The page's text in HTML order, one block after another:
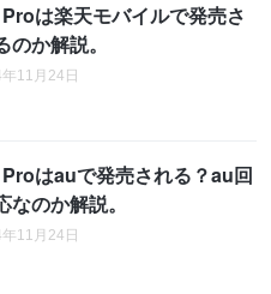
は楽天モバイルで発売さ
か解説。
11月24日
はauで発売される？au回
のか解説。
11月24日